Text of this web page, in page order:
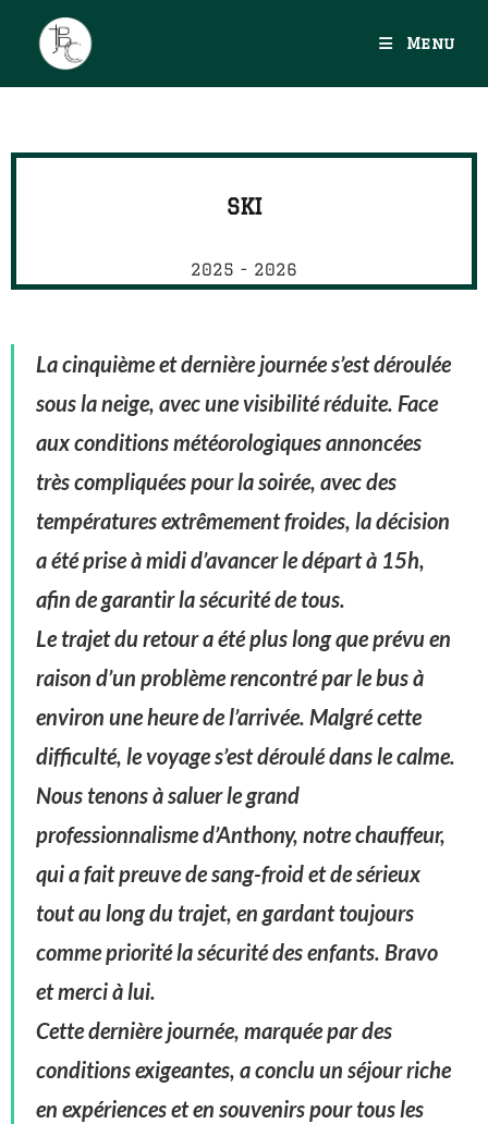
Menu
SKI
2025 - 2026
La cinquième et dernière journée s’est déroulée
sous la neige, avec une visibilité réduite. Face
aux conditions météorologiques annoncées
très compliquées pour la soirée, avec des
températures extrêmement froides, la décision
a été prise à midi d’avancer le départ à 15h,
afin de garantir la sécurité de tous.
Le trajet du retour a été plus long que prévu en
raison d’un problème rencontré par le bus à
environ une heure de l’arrivée. Malgré cette
difficulté, le voyage s’est déroulé dans le calme.
Nous tenons à saluer le grand
professionnalisme d’Anthony, notre chauffeur,
qui a fait preuve de sang-froid et de sérieux
tout au long du trajet, en gardant toujours
comme priorité la sécurité des enfants. Bravo
et merci à lui.
Cette dernière journée, marquée par des
conditions exigeantes, a conclu un séjour riche
en expériences et en souvenirs pour tous les